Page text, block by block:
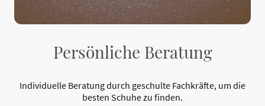
Persönliche Beratung
Individuelle Beratung durch geschulte Fachkräfte, um die
besten Schuhe zu finden.